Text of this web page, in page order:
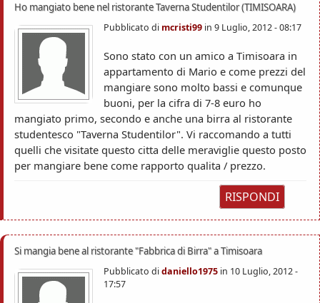
Ho mangiato bene nel ristorante Taverna Studentilor (TIMISOARA)
Pubblicato di mcristi99 in 9 Luglio, 2012 - 08:17
Sono stato con un amico a Timisoara in
appartamento di Mario e come prezzi del
mangiare sono molto bassi e comunque
buoni, per la cifra di 7-8 euro ho
mangiato primo, secondo e anche una birra al ristorante
studentesco "Taverna Studentilor". Vi raccomando a tutti
quelli che visitate questo citta delle meraviglie questo posto
per mangiare bene come rapporto qualita / prezzo.
RISPONDI
Si mangia bene al ristorante "Fabbrica di Birra" a Timisoara
Pubblicato didaniello1975 in 10 Luglio, 2012 -
17:57